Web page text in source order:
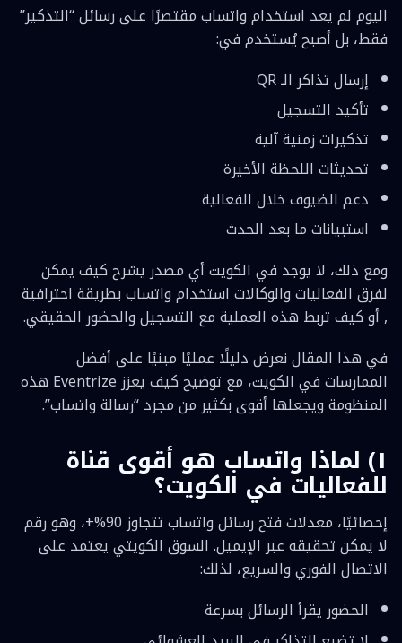
اليوم لم يعد استخدام واتساب مقتصرًا على رسائل “التذكير”
فقط، بل أصبح يُستخدم في:
إرسال تذاكر الـ QR
تأكيد التسجيل
تذكيرات زمنية آلية
تحديثات اللحظة الأخيرة
دعم الضيوف خلال الفعالية
استبيانات ما بعد الحدث
ومع ذلك، لا يوجد في الكويت أي مصدر يشرح كيف يمكن
لفرق الفعاليات والوكالات استخدام واتساب بطريقة احترافية
, أو كيف تربط هذه العملية مع التسجيل والحضور الحقيقي.
في هذا المقال نعرض دليلًا عمليًا مبنيًا على أفضل
الممارسات في الكويت، مع توضيح كيف يعزز Eventrize هذه
المنظومة ويجعلها أقوى بكثير من مجرد “رسالة واتساب”.
١) لماذا واتساب هو أقوى قناة
للفعاليات في الكويت؟
إحصائيًا، معدلات فتح رسائل واتساب تتجاوز 90%+، وهو رقم
لا يمكن تحقيقه عبر الإيميل. السوق الكويتي يعتمد على
الاتصال الفوري والسريع، لذلك:
الحضور يقرأ الرسائل بسرعة